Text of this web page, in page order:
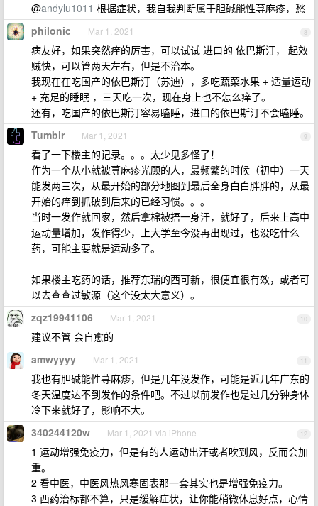
@andylu1011 根据症状，我自我判断属于胆碱能性荨麻疹，愁
8
philonic Mar 1, 2021
病友好，如果突然痒的厉害，可以试试 进口的 依巴斯汀， 起效
贼快，可以管两天左右，但是不治本。
我现在在吃国产的依巴斯汀（苏迪），多吃蔬菜水果 + 适量运动
+ 充足的睡眠 ，三天吃一次，现在身上也不怎么痒了。
还有，吃国产的依巴斯汀容易瞌睡，进口的依巴斯汀不会瞌睡。
9
Tumblr Mar 1, 2021
看了一下楼主的记录。。。太少见多怪了！
作为一个从小就被荨麻疹光顾的人，最频繁的时候（初中）一天
能发两三次，从最开始的部分地图到最后全身白白胖胖的，从最
开始的痒到抓破到后来的已经习惯。。。
当时一发作就回家，然后拿棉被捂一身汗，就好了，后来上高中
运动量增加，发作得少，上大学至今没再出现过，也没吃什么
药，可能主要就是运动多了。
如果楼主吃药的话，推荐东瑞的西可新，很便宜很有效，或者可
以去查查过敏源（这个没太大意义）。
10
zqz19941106 Mar 1, 2021
建议不管 会自愈的
11
amwyyyy Mar 1, 2021
我也有胆碱能性荨麻疹，但是几年没发作，可能是近几年广东的
冬天温度达不到发作的条件吧。不过以前发作也是过几分钟身体
冷下来就好了，影响不大。
12
340244120w Mar 1, 2021 via iPhone
1 运动增强免疫力，但是有的人运动出汗或者吹到风，反而会加
重。
2 看中医，中医风热风寒固表那一套其实也是增强免疫力。
3 西药治标都不算，只是缓解症状，让你能稍微休息好点，心情